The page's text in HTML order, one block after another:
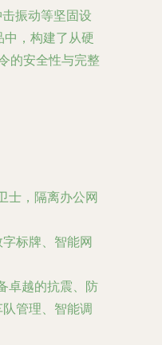
振动等坚固设
，构建了从硬
的安全性与完整
士，隔离办公网
标牌、智能网
卓越的抗震、防
管理、智能调